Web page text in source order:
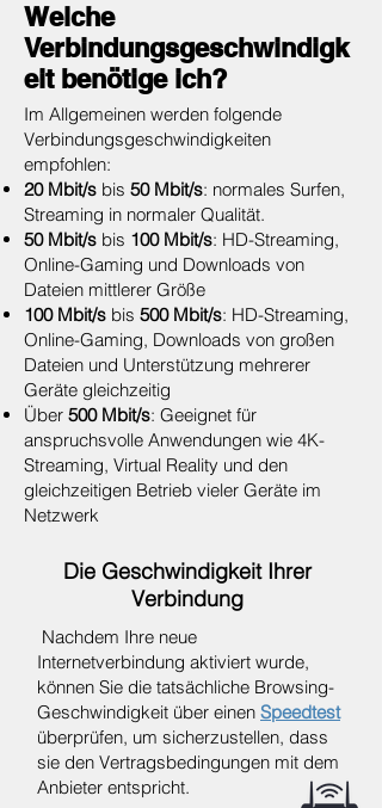
Welche
Verbindungsgeschwindigk
eit benötige ich?
Im Allgemeinen werden folgende
Verbindungsgeschwindigkeiten
empfohlen:
20 Mbit/s bis 50 Mbit/s: normales Surfen,
Streaming in normaler Qualität.
50 Mbit/s bis 100 Mbit/s: HD-Streaming,
Online-Gaming und Downloads von
Dateien mittlerer Größe
100 Mbit/s bis 500 Mbit/s: HD-Streaming,
Online-Gaming, Downloads von großen
Dateien und Unterstützung mehrerer
Geräte gleichzeitig
Über 500 Mbit/s: Geeignet für
anspruchsvolle Anwendungen wie 4K-
Streaming, Virtual Reality und den
gleichzeitigen Betrieb vieler Geräte im
Netzwerk
Die Geschwindigkeit Ihrer
Verbindung
Nachdem Ihre neue
Internetverbindung aktiviert wurde,
können Sie die tatsächliche Browsing-
Geschwindigkeit über einen Speedtest
überprüfen, um sicherzustellen, dass
sie den Vertragsbedingungen mit dem
Anbieter entspricht.